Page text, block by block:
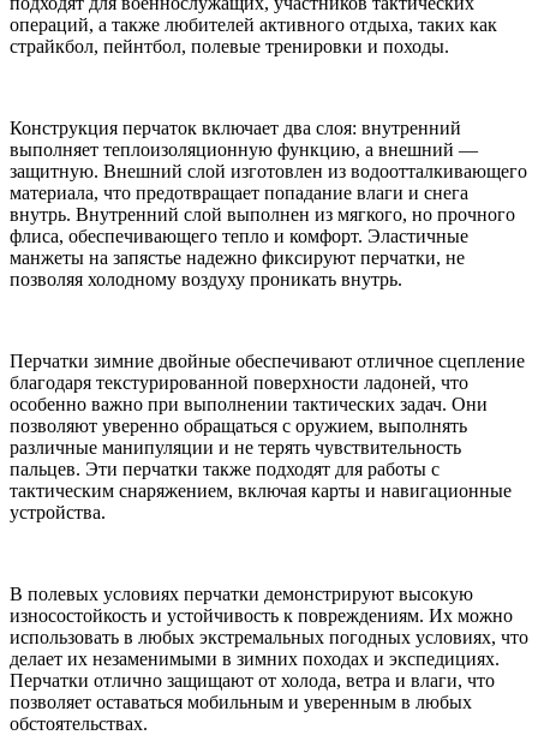
операций, а также любителей активного отдыха, таких как
страйкбол, пейнтбол, полевые тренировки и походы.
Конструкция перчаток включает два слоя: внутренний
выполняет теплоизоляционную функцию, а внешний —
защитную. Внешний слой изготовлен из водоотталкивающего
материала, что предотвращает попадание влаги и снега
внутрь. Внутренний слой выполнен из мягкого, но прочного
флиса, обеспечивающего тепло и комфорт. Эластичные
манжеты на запястье надежно фиксируют перчатки, не
позволяя холодному воздуху проникать внутрь.
Перчатки зимние двойные обеспечивают отличное сцепление
благодаря текстурированной поверхности ладоней, что
особенно важно при выполнении тактических задач. Они
позволяют уверенно обращаться с оружием, выполнять
различные манипуляции и не терять чувствительность
пальцев. Эти перчатки также подходят для работы с
тактическим снаряжением, включая карты и навигационные
устройства.
В полевых условиях перчатки демонстрируют высокую
износостойкость и устойчивость к повреждениям. Их можно
использовать в любых экстремальных погодных условиях, что
делает их незаменимыми в зимних походах и экспедициях.
Перчатки отлично защищают от холода, ветра и влаги, что
позволяет оставаться мобильным и уверенным в любых
обстоятельствах.